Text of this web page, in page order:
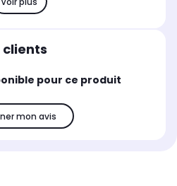
clients
pour ce produit
mon avis